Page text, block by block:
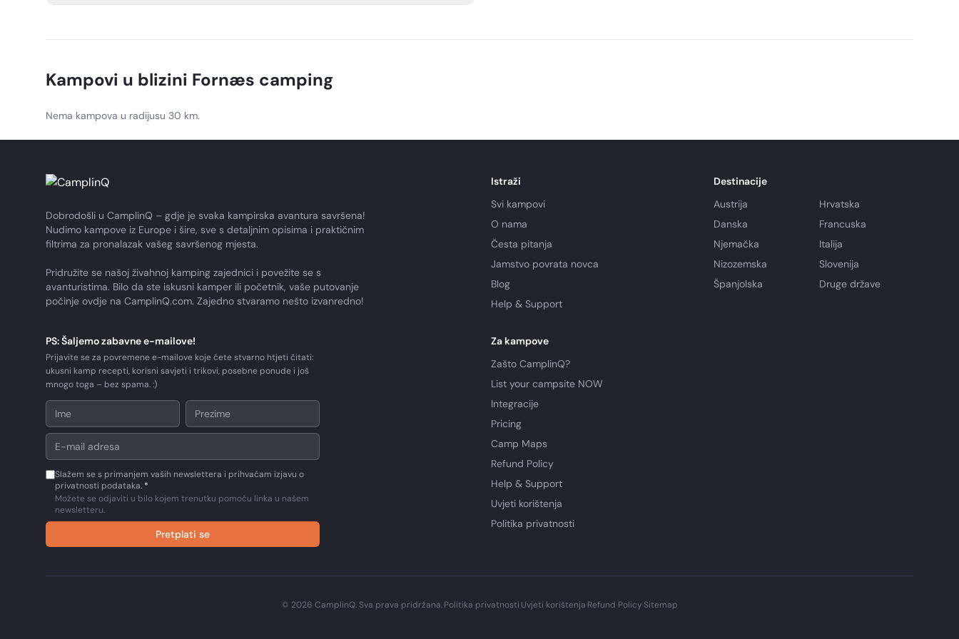
boat slip, and the kiosk offers a small selection of fishing accessories.
Kampovi u blizini Fornæs camping
Nema kampova u radijusu 30 km.
Dobrodošli u CamplinQ – gdje je svaka kampirska avantura savršena!
Nudimo kampove iz Europe i šire, sve s detaljnim opisima i praktičnim
filtrima za pronalazak vašeg savršenog mjesta.
Pridružite se našoj živahnoj kamping zajednici i povežite se s
avanturistima. Bilo da ste iskusni kamper ili početnik, vaše putovanje
počinje ovdje na CamplinQ.com. Zajedno stvaramo nešto izvanredno!
Istraži
Svi kampovi
O nama
Česta pitanja
Jamstvo povrata novca
Blog
Help & Support
Destinacije
Austrija
Hrvatska
Danska
Francuska
Njemačka
Italija
Nizozemska
Slovenija
Španjolska
Druge države
PS: Šaljemo zabavne e-mailove!
Prijavite se za povremene e-mailove koje ćete stvarno htjeti čitati:
ukusni kamp recepti, korisni savjeti i trikovi, posebne ponude i još
mnogo toga – bez spama. :)
Slažem se s primanjem vaših newslettera i prihvaćam izjavu o
privatnosti podataka. *
Možete se odjaviti u bilo kojem trenutku pomoću linka u našem
newsletteru.
Pretplati se
Za kampove
Zašto CamplinQ?
List your campsite NOW
Integracije
Pricing
Camp Maps
Refund Policy
Help & Support
Uvjeti korištenja
Politika privatnosti
© 2026 CamplinQ. Sva prava pridržana.·Politika privatnosti Uvjeti korištenja Refund Policy Sitemap